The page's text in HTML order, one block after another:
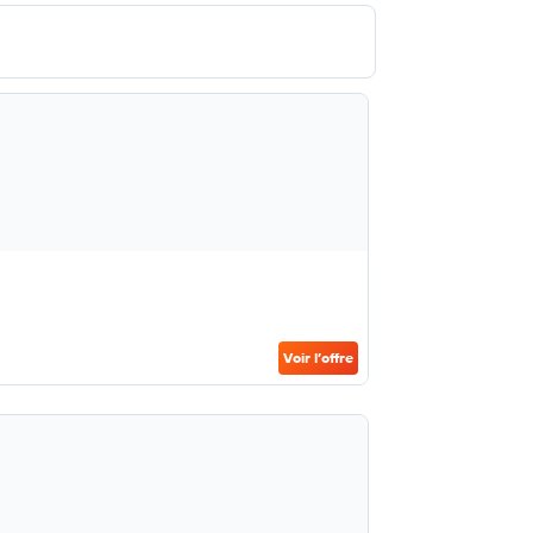
Voir l’offre